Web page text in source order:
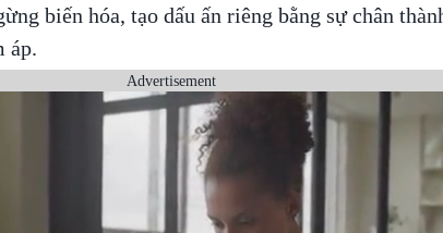
biến hóa, tạo dấu ấn riêng bằng sự chân
áp.
Advertisement